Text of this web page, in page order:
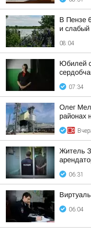
В Пензе
и слабый
08:04
Юбилей
07:34
Олег
районах
Житель
06:31
06:04